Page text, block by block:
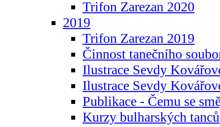
Trifon Zarezan 2020
2019
Trifon Zarezan 2019
Činnost tanečního
Ilustrace Sevdy
Ilustrace Sevdy
Publikace - Čemu se
Kurzy bulharských tanců